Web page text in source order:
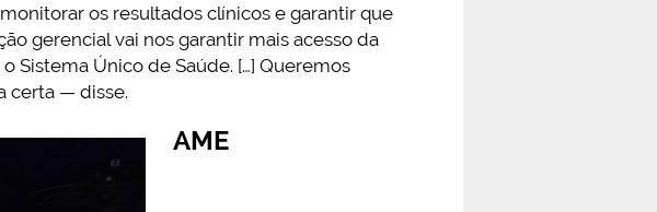
os resultados clínicos e garantir que
gerencial vai nos garantir mais acesso da
Sistema Único de Saúde. […] Queremos
certa — disse.
AME